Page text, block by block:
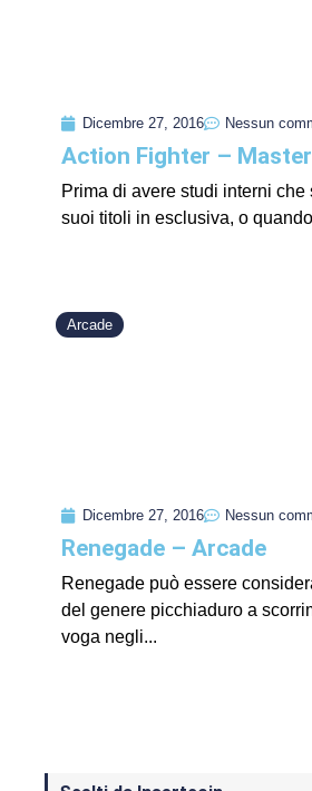
Dicembre 27, 2016 Nessun
Action Fighter –
Prima di avere studi interni che
suoi titoli in esclusiva, o
Arcade
Dicembre 27, 2016 Nessun
Renegade – Arcade
Renegade può essere
del genere picchiaduro a
voga negli...